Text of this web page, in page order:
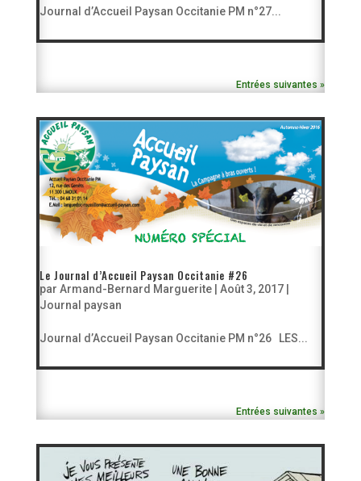
Journal d’Accueil Paysan Occitanie PM n°27...
Entrées suivantes »
Le Journal d’Accueil Paysan Occitanie #26
par Armand-Bernard Marguerite| Août 3, 2017|
Journal paysan
Journal d’Accueil Paysan Occitanie PM n°26 LES...
Entrées suivantes »